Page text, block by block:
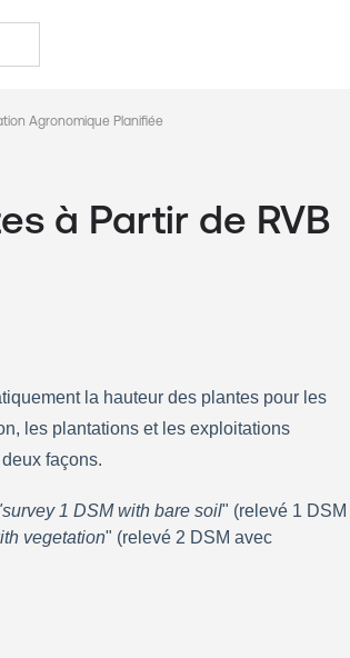
Agronomique Planifiée
à Partir de RVB
la hauteur des plantes pour les
les plantations et les exploitations
façons.
1 DSM with bare soil" (relevé 1 DSM
vegetation" (relevé 2 DSM avec